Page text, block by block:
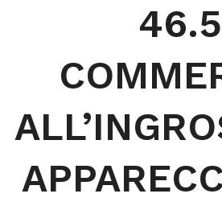
46.5